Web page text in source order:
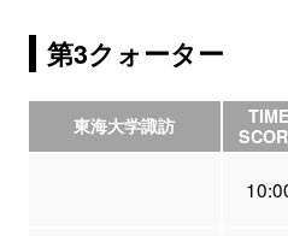
第3クォーター
東海大学諏訪
TIME